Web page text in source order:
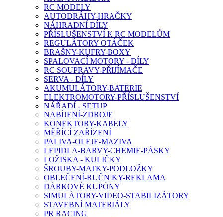
RC MODELY
AUTODRÁHY-HRAČKY
NÁHRADNÍ DÍLY
PŘÍSLUŠENSTVÍ K RC MODELŮM
REGULÁTORY OTÁČEK
BRAŠNY-KUFRY-BOXY
SPALOVACÍ MOTORY - DÍLY
RC SOUPRAVY-PŘIJÍMAČE
SERVA - DÍLY
AKUMULÁTORY-BATERIE
ELEKTROMOTORY-PŘÍSLUŠENSTVÍ
NÁŘADÍ - SETUP
NABÍJENÍ-ZDROJE
KONEKTORY-KABELY
MĚŘÍCÍ ZAŘÍZENÍ
PALIVA-OLEJE-MAZIVA
LEPIDLA-BARVY-CHEMIE-PÁSKY
LOŽISKA - KULIČKY
ŠROUBY-MATKY-PODLOŽKY
OBLEČENÍ-RUČNÍKY-REKLAMA
DÁRKOVÉ KUPÓNY
SIMULÁTORY-VIDEO-STABILIZÁTORY
STAVEBNÍ MATERIÁLY
PR RACING